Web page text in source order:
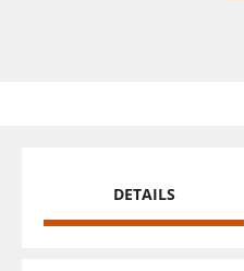
DETAILS